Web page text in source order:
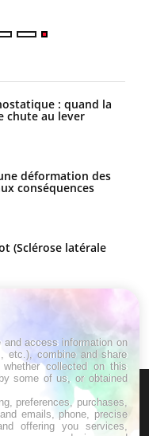
: quand la
chute au lever
déformation des
conséquences
(Sclérose latérale
and access information on
etc.), combine and share
collected on this
some of us, or obtained
preferences, purchases,
emails, phone, precise
offering you services,